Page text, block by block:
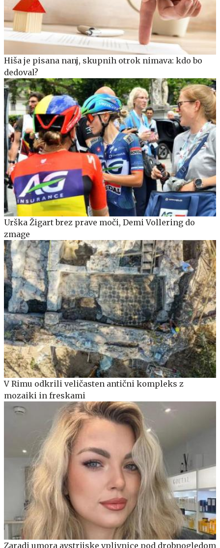
Hiša je pisana nanj, skupnih otrok nimava: kdo bo
dedoval?
Urška Žigart brez prave moči, Demi Vollering do
zmage
V Rimu odkrili veličasten antični kompleks z
mozaiki in freskami
Zaradi umora avstrijske vplivnice pod drobnogledom